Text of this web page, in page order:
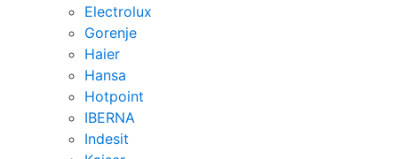
Electrolux
Gorenje
Haier
Hansa
Hotpoint
IBERNA
Indesit